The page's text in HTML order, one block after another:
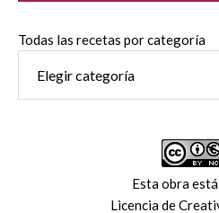
Todas las recetas por categoría
Esta obra
Licencia de